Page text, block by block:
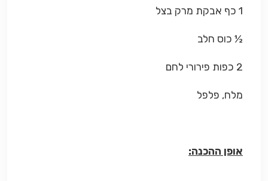
1 כף אבקת מרק בצל
½ כוס חלב
2 כפות פירורי לחם
מלח, פלפל
אופן ההכנה: